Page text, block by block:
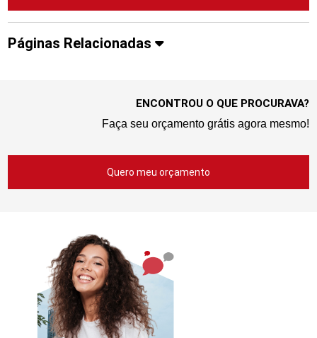
Páginas Relacionadas
ENCONTROU O QUE PROCURAVA?
Faça seu orçamento grátis agora mesmo!
Quero meu orçamento